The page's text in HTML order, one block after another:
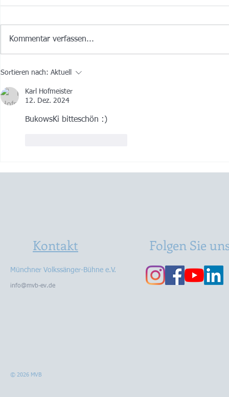
Was für ein Start!
Kommentar verfassen...
Sortieren nach: Aktuell
Karl Hofmeister
12. Dez. 2024
BukowsKi bitteschön :)
Kontakt
Münchner Volkssänger-Bühne e.V.
info@mvb-ev.de
Folgen Sie
© 2026 MVB